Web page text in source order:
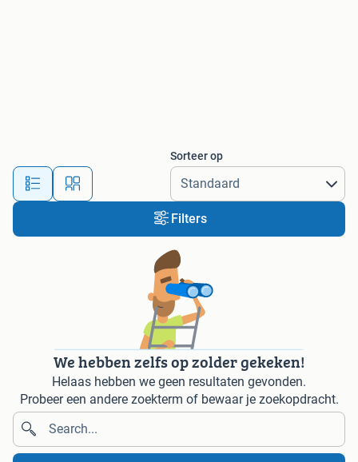
Sorteer op
Filters
We hebben zelfs op zolder gekeken!
Helaas hebben we geen resultaten gevonden.
Probeer een andere zoekterm of bewaar je zoekopdracht.